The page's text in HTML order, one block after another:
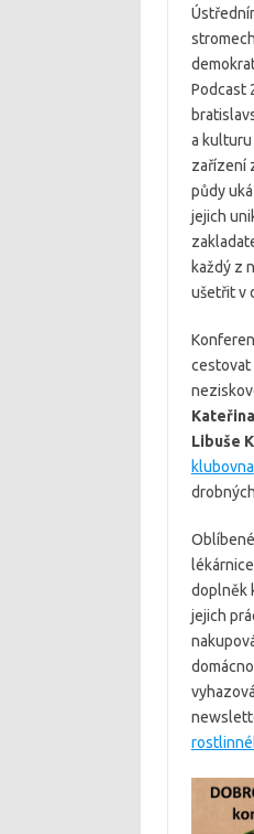
Podcast
a
zařízení
půdy
jejich
každý z
ušetřit v
cestovat
Libuše
klubovna
lékárnice
doplněk
jejich